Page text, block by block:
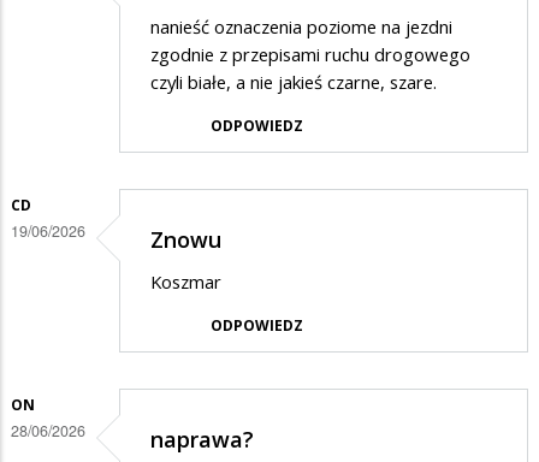
nanieść oznaczenia poziome na jezdni
zgodnie z przepisami ruchu drogowego
czyli białe, a nie jakieś czarne, szare.
ODPOWIEDZ
CD
19/06/2026 Znowu
Koszmar
ODPOWIEDZ
ON
28/06/2026 naprawa?